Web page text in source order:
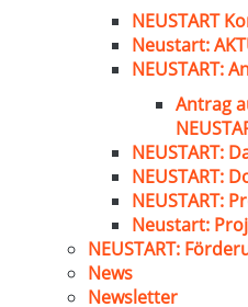
NEUSTART
Neustart:
NEUSTART:
Antrag
NEUSTART:
NEUSTART:
NEUSTART:
Neustart:
NEUSTART:
News
Newsletter